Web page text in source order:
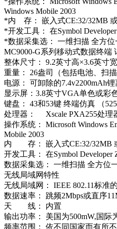
Windows Mobile 2003
*内 存： 嵌入式CE:32/32MB 或
*开发工具： 在Symbol
*数据采集选： 一维扫描 全方位
MC9000-G系列移动式数据终端
整体尺寸： 9.2英寸高×3.6英寸
重量： 26盎司（包括电池、扫描
电源： 可卸除的7.4v2200mAh
显示屏：3.8英寸VGA单色或彩
键盘： 43和53键 终端仿真 （
处理器： Xscale PXA255处理
操作系统： Microsoft Windows
Mobile 2003
内 存： 嵌入式CE:32/32MB
开发工具： 在Symbol Developer
数据采集选： 一维扫描 全方位
无线局域网特性
无线局域网： IEEE 802.11标准
数据速率： 跳频2Mbps或直序
天 线： 内置
输出功率： 美国为500mW,国际
频率范围： 依不同国家而有所